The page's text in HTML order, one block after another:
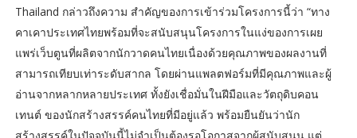
Thailand กล่าวถึงความ สำคัญของการเข้าร่วมโครงการนี้ว่า “ทาง
คาเคาประเทศไทยพร้อมที่จะสนับสนุนโครงการในแง่ของการเผย
แพร่เว็บตูนที่ผลิตจากนักวาดคนไทยเนื่องด้วยคุณภาพของผลงานที่
สามารถเทียบเท่าระดับสากล โดยผ่านแพลตฟอร์มที่มีคุณภาพและผู้
อ่านจากหลากหลายประเทศ ทั้งยังเชื่อมั่นในฝีมือและวัตถุดิบคอน
เทนต์ ของนักสร้างสรรค์คนไทยที่มีอยู่แล้ว พร้อมยืนยันว่านัก